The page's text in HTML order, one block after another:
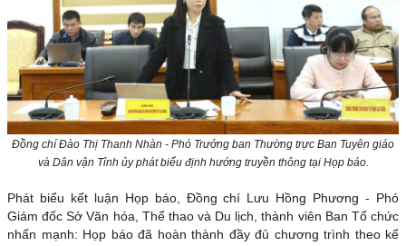
Đồng chí Đào Thị Thanh Nhàn - Phó Trưởng ban Thường trực Ban Tuyên giáo
và Dân vận Tỉnh ủy phát biểu định hướng truyền thông tại Họp báo.
Phát biểu kết luận Họp báo, Đồng chí Lưu Hồng Phương - Phó
Giám đốc Sở Văn hóa, Thể thao và Du lịch, thành viên Ban Tổ chức
nhấn mạnh: Họp báo đã hoàn thành đầy đủ chương trình theo kế